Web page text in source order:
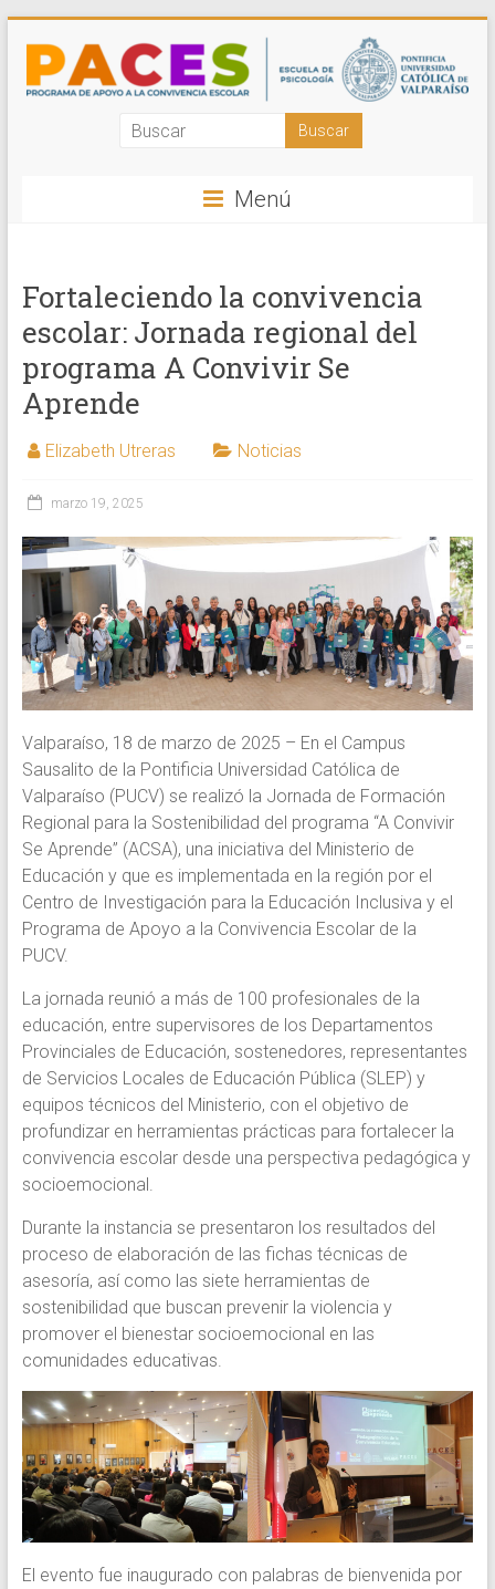
contenido
Programa
la
Convivencia
Escolar
PUCV
a
comunidades
educativas
el
mejoramiento
de
la
convivencia
escolar
a
través
del
asesoramiento
de
equipos
de
del
agenciamiento
colectivo
y
el
fortalecimiento
de
estrategias
formativas.
Programa
de
la
Pontificia
Universidad
de
Valparaíso
Menú
Fortaleciendo la convivencia
escolar: Jornada regional del
programa A Convivir Se
Aprende
Elizabeth Utreras Noticias
marzo 19, 2025
Valparaíso, 18 de marzo de 2025 – En el Campus
Sausalito de la Pontificia Universidad Católica de
Valparaíso (PUCV) se realizó la Jornada de Formación
Regional para la Sostenibilidad del programa “A Convivir
Se Aprende” (ACSA), una iniciativa del Ministerio de
Educación y que es implementada en la región por el
Centro de Investigación para la Educación Inclusiva y el
Programa de Apoyo a la Convivencia Escolar de la
PUCV.
La jornada reunió a más de 100 profesionales de la
educación, entre supervisores de los Departamentos
Provinciales de Educación, sostenedores, representantes
de Servicios Locales de Educación Pública (SLEP) y
equipos técnicos del Ministerio, con el objetivo de
profundizar en herramientas prácticas para fortalecer la
convivencia escolar desde una perspectiva pedagógica y
socioemocional.
Durante la instancia se presentaron los resultados del
proceso de elaboración de las fichas técnicas de
asesoría, así como las siete herramientas de
sostenibilidad que buscan prevenir la violencia y
promover el bienestar socioemocional en las
comunidades educativas.
El evento fue inaugurado con palabras de bienvenida por